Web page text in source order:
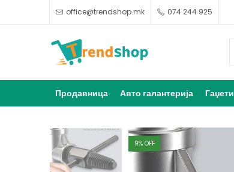
office@trendshop.mk 074 244 925
Продавница Авто галантерија Гаџети
9% OFF